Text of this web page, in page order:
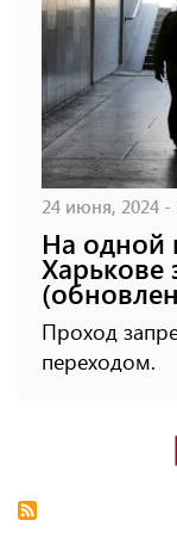
24 июня, 2024 -
На одной
Харькове
Проход
переходом.